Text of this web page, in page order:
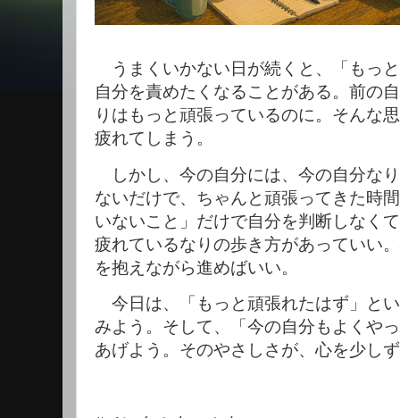
うまくいかない日が続くと、「もっ
自分を責めたくなることがある。前の
りはもっと頑張っているのに。そんな
疲れてしまう。
しかし、今の自分には、今の自分な
ないだけで、ちゃんと頑張ってきた時
いないこと」だけで自分を判断しなく
疲れているなりの歩き方があっていい
を抱えながら進めばいい。
今日は、「もっと頑張れたはず」と
みよう。そして、「今の自分もよくや
あげよう。そのやさしさが、心を少し